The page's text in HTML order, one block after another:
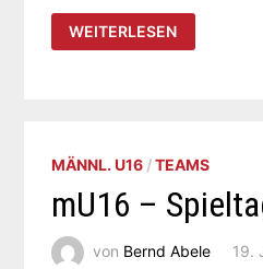
WU12
–
LETZTER
WEITERLESEN
MÄNNL. U16/TEAMS
mU16 –
von Bernd Abele 19.